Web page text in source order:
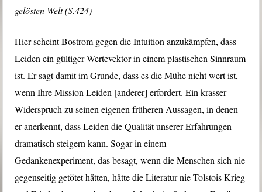
gelösten Welt (S.424)
Hier scheint Bostrom gegen die Intuition anzukämpfen, dass
Leiden ein gültiger Wertevektor in einem plastischen Sinnraum
ist. Er sagt damit im Grunde, dass es die Mühe nicht wert ist,
wenn Ihre Mission Leiden [anderer] erfordert. Ein krasser
Widerspruch zu seinen eigenen früheren Aussagen, in denen
er anerkennt, dass Leiden die Qualität unserer Erfahrungen
dramatisch steigern kann. Sogar in einem
Gedankenexperiment, das besagt, wenn die Menschen sich nie
gegenseitig getötet hätten, hätte die Literatur nie Tolstois Krieg